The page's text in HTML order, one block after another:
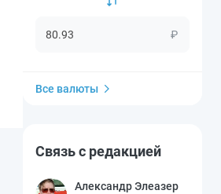
₽
Все валюты
Связь с редакцией
Александр Элеазер